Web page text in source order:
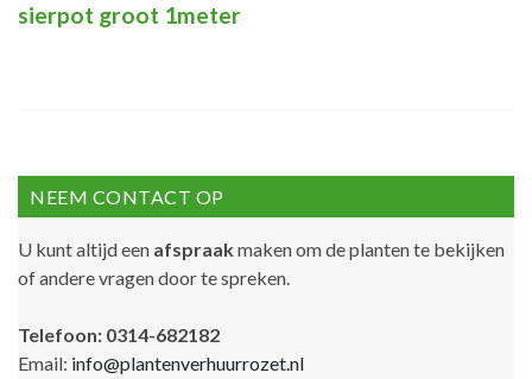
sierpot groot 1meter
NEEM CONTACT OP
U kunt altijd een afspraakmaken om de planten te bekijken
of andere vragen door te spreken.
Telefoon: 0314-682182
Email: info@plantenverhuurrozet.nl